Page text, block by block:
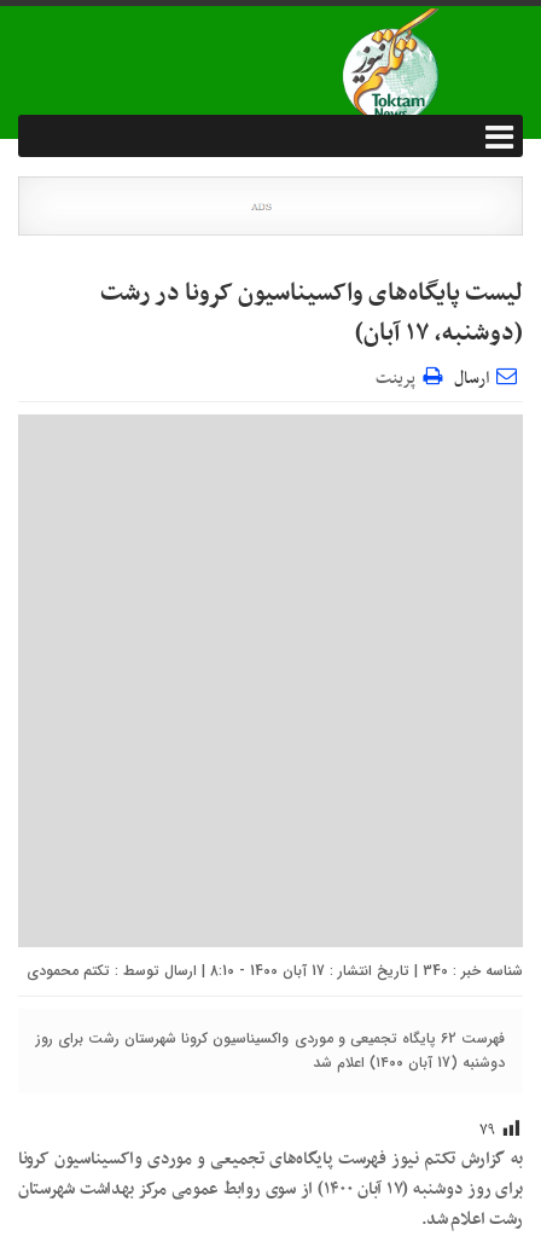
لیست پایگاه‌های واکسیناسیون کرونا در رشت
(دوشنبه، ۱۷ آبان)
ارسال پرینت
شناسه خبر : 340 | تاریخ انتشار : 17 آبان 1400 - 8:10 | ارسال توسط : تکتم محمودی
فهرست 62 پایگاه‌ تجمیعی و موردی واکسیناسیون کرونا شهرستان رشت برای روز
دوشنبه (17 آبان ۱۴۰۰) اعلام شد
۷۹
به گزارش تکتم نیوز فهرست پایگاه‌های تجمیعی و موردی واکسیناسیون کرونا
برای روز دوشنبه (۱۷ آبان ۱۴۰۰) از سوی روابط عمومی مرکز بهداشت شهرستان
رشت اعلام شد.